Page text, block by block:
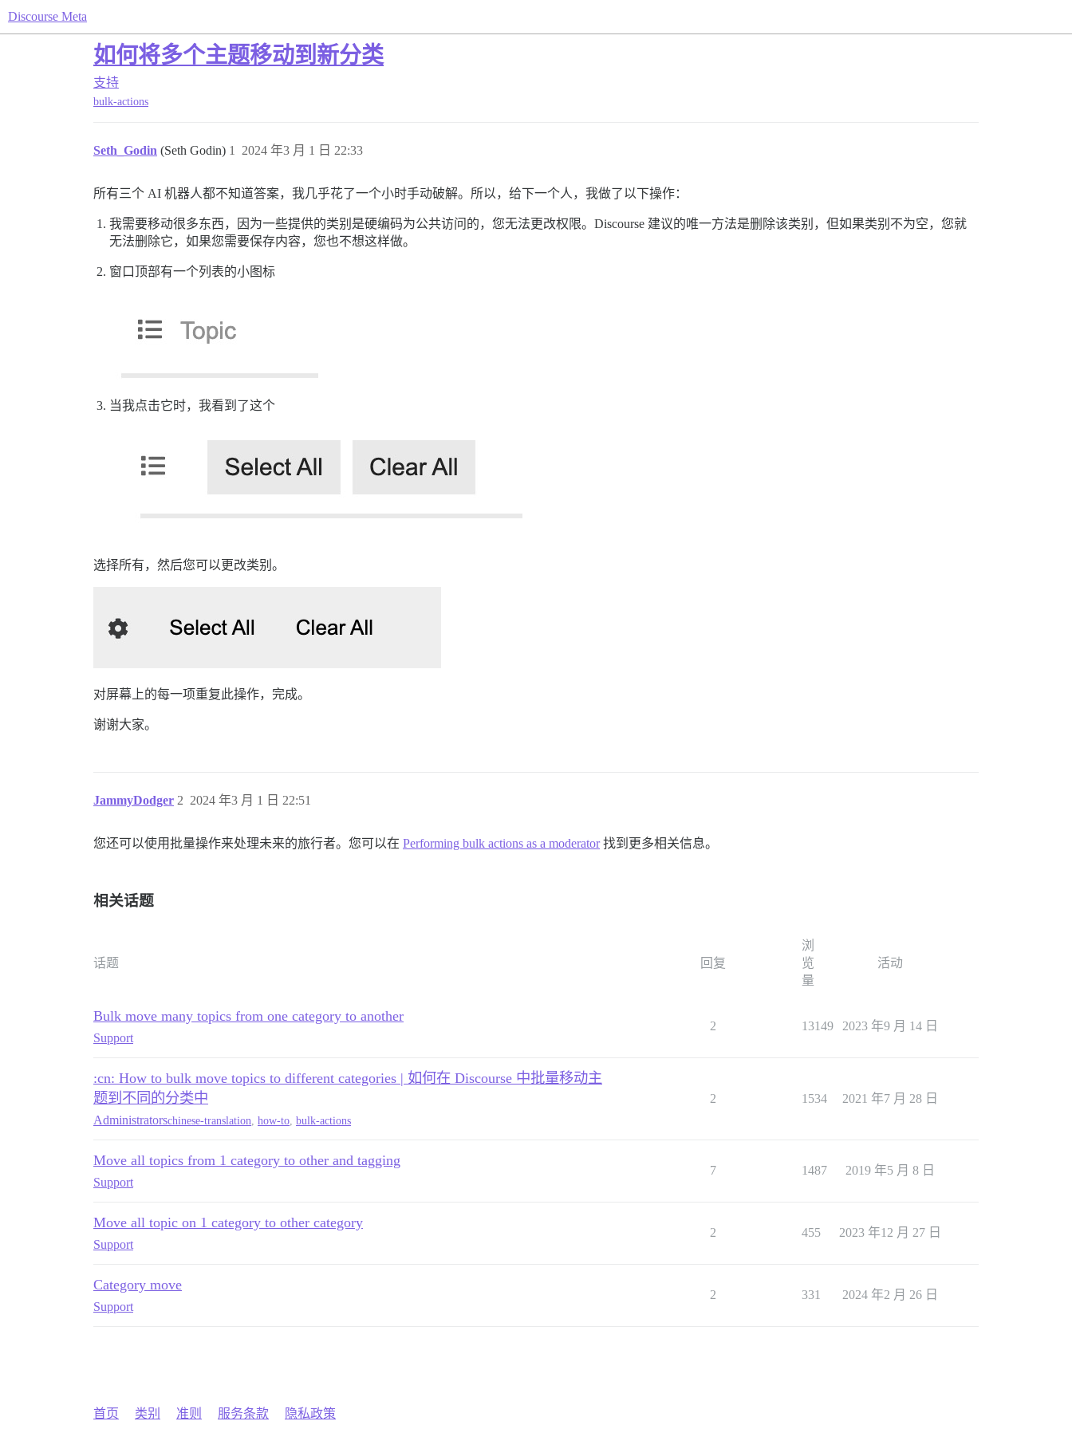
Discourse Meta
如何将多个主题移动到新分类
支持
bulk-actions
Seth_Godin (Seth Godin) 2024 年3 月 1 日 22:33
1
所有三个 AI 机器人都不知道答案，我几乎花了一个小时手动破解。所以，给下一个人，我做了以下操作：
我需要移动很多东西，因为一些提供的类别是硬编码为公共访问的，您无法更改权限。Discourse 建议的唯一方法是删除该类别，但如果类别不为空，您就
无法删除它，如果您需要保存内容，您也不想这样做。
窗口顶部有一个列表的小图标
当我点击它时，我看到了这个
选择所有，然后您可以更改类别。
对屏幕上的每一项重复此操作，完成。
谢谢大家。
JammyDodger 2024 年3 月 1 日 22:51
2
您还可以使用批量操作来处理未来的旅行者。您可以在 Performing bulk actions as a moderator找到更多相关信息。
相关话题
话题 回复
浏
览
量
活动
Bulk move many topics from one category to another
Support
2 13149 2023 年9 月 14 日
:cn: How to bulk move topics to different categories | 如何在 Discourse 中批量移动主
题到不同的分类中
Administratorschinese-translation how-to bulk-actions
2 1534 2021 年7 月 28 日
Move all topics from 1 category to other and tagging
Support
7 1487 2019 年5 月 8 日
Move all topic on 1 category to other category
Support
2 455 2023 年12 月 27 日
Category move
Support
2 331 2024 年2 月 26 日
首页 类别 准则 服务条款 隐私政策